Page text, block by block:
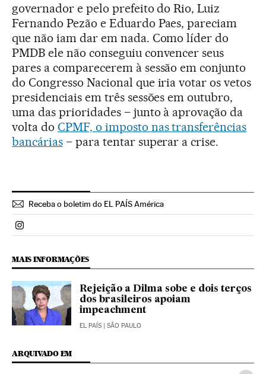
governador e pelo prefeito do Rio, Luiz
Fernando Pezão e Eduardo Paes, pareciam
que não iam dar em nada. Como líder do
PMDB ele não conseguiu convencer seus
pares a comparecerem à sessão em conjunto
do Congresso Nacional que iria votar os vetos
presidenciais em três sessões em outubro,
uma das prioridades – junto à aprovação da
volta do CPMF, o imposto nas transferências
bancárias– para tentar superar a crise.
Receba o boletim do EL PAÍS América
Politica El País Brasil en Instagram
MAIS INFORMAÇÕES
Rejeição a Dilma sobe e dois terços
dos brasileiros apoiam
impeachment
EL PAÍS | SÃO PAULO
ARQUIVADO EM